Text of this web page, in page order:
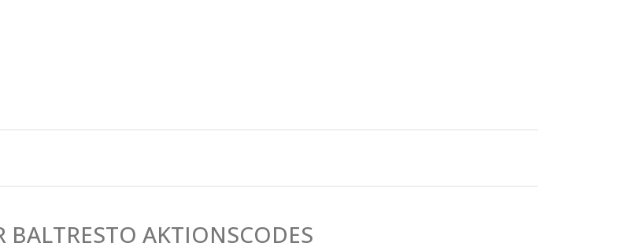
BALTRESTO AKTIONSCODES